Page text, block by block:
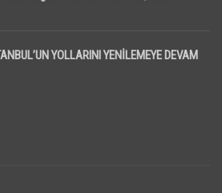
YOLLARINI YENİLEMEYE DEVAM